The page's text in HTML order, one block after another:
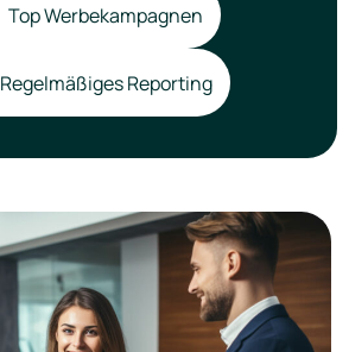
Top Werbekampagnen
Regelmäßiges Reporting